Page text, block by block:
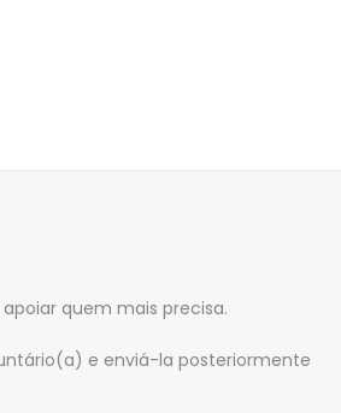
quem mais precisa.
e enviá-la posteriormente